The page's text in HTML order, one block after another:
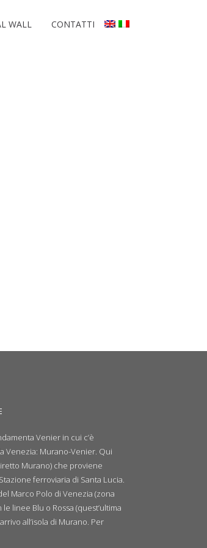
WALL CONTATTI
Venier in cui c’è
Venezia: Murano-Venier. Qui
Murano) che proviene
ferroviaria di Santa Lucia.
Marco Polo di Venezia (zona
linee Blu o Rossa (quest’ultima
all’isola di Murano. Per